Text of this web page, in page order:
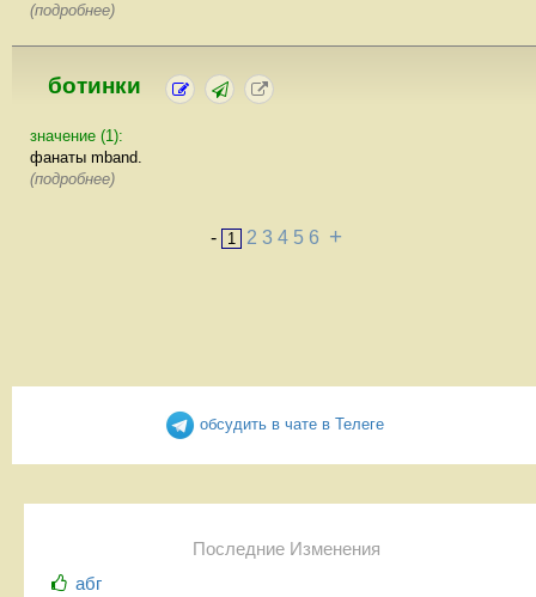
(подробнее)
ботинки
значение (1):
фанаты mband.
(подробнее)
- 1 2 3 4 5 6 +
обсудить в чате в Телеге
Последние Изменения
абг